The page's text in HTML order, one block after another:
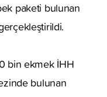
paketi bulunan
bin ekmek İHH
bulunan